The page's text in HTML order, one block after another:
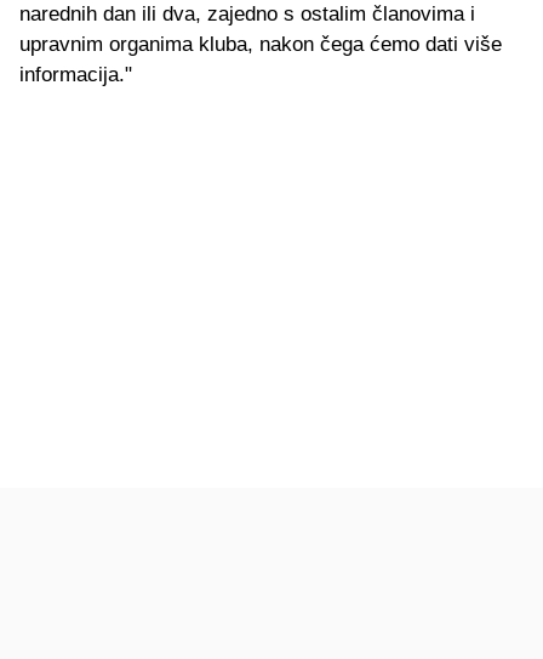
narednih dan ili dva, zajedno s ostalim članovima i
upravnim organima kluba, nakon čega ćemo dati više
informacija."